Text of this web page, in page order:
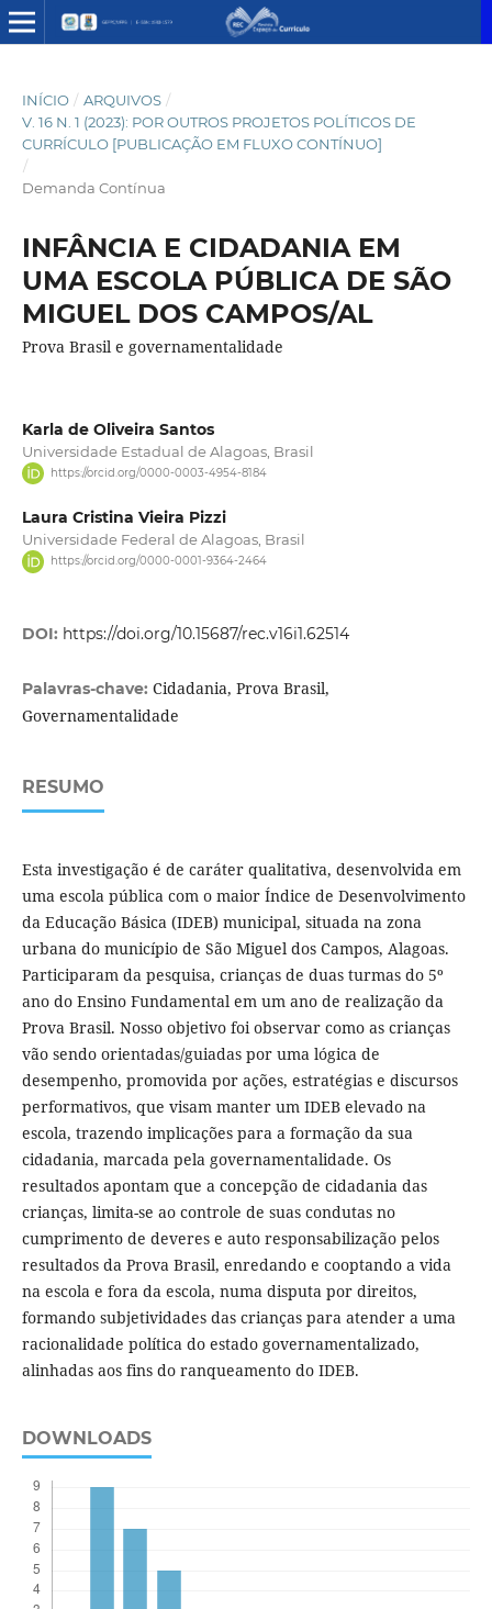
INÍCIO / ARQUIVOS /
V. 16 N. 1 (2023): POR OUTROS PROJETOS POLÍTICOS DE
CURRÍCULO [PUBLICAÇÃO EM FLUXO CONTÍNUO]
/
Demanda Contínua
INFÂNCIA E CIDADANIA EM
UMA ESCOLA PÚBLICA DE SÃO
MIGUEL DOS CAMPOS/AL
Prova Brasil e governamentalidade
Karla de Oliveira Santos
Universidade Estadual de Alagoas, Brasil
https://orcid.org/0000-0003-4954-8184
Laura Cristina Vieira Pizzi
Universidade Federal de Alagoas, Brasil
https://orcid.org/0000-0001-9364-2464
DOI: https://doi.org/10.15687/rec.v16i1.62514
Palavras-chave: Cidadania, Prova Brasil,
Governamentalidade
RESUMO
Esta investigação é de caráter qualitativa, desenvolvida em
uma escola pública com o maior Índice de Desenvolvimento
da Educação Básica (IDEB) municipal, situada na zona
urbana do município de São Miguel dos Campos, Alagoas.
Participaram da pesquisa, crianças de duas turmas do 5º
ano do Ensino Fundamental em um ano de realização da
Prova Brasil. Nosso objetivo foi observar como as crianças
vão sendo orientadas/guiadas por uma lógica de
desempenho, promovida por ações, estratégias e discursos
performativos, que visam manter um IDEB elevado na
escola, trazendo implicações para a formação da sua
cidadania, marcada pela governamentalidade. Os
resultados apontam que a concepção de cidadania das
crianças, limita-se ao controle de suas condutas no
cumprimento de deveres e auto responsabilização pelos
resultados da Prova Brasil, enredando e cooptando a vida
na escola e fora da escola, numa disputa por direitos,
formando subjetividades das crianças para atender a uma
racionalidade política do estado governamentalizado,
alinhadas aos fins do ranqueamento do IDEB.
DOWNLOADS